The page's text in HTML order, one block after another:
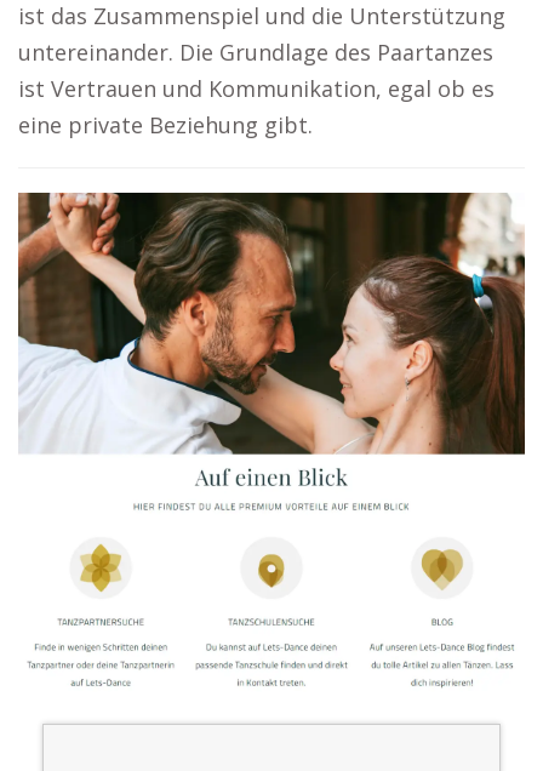
ist das Zusammenspiel und die Unterstützung
untereinander. Die Grundlage des Paartanzes
ist Vertrauen und Kommunikation, egal ob es
eine private Beziehung gibt.